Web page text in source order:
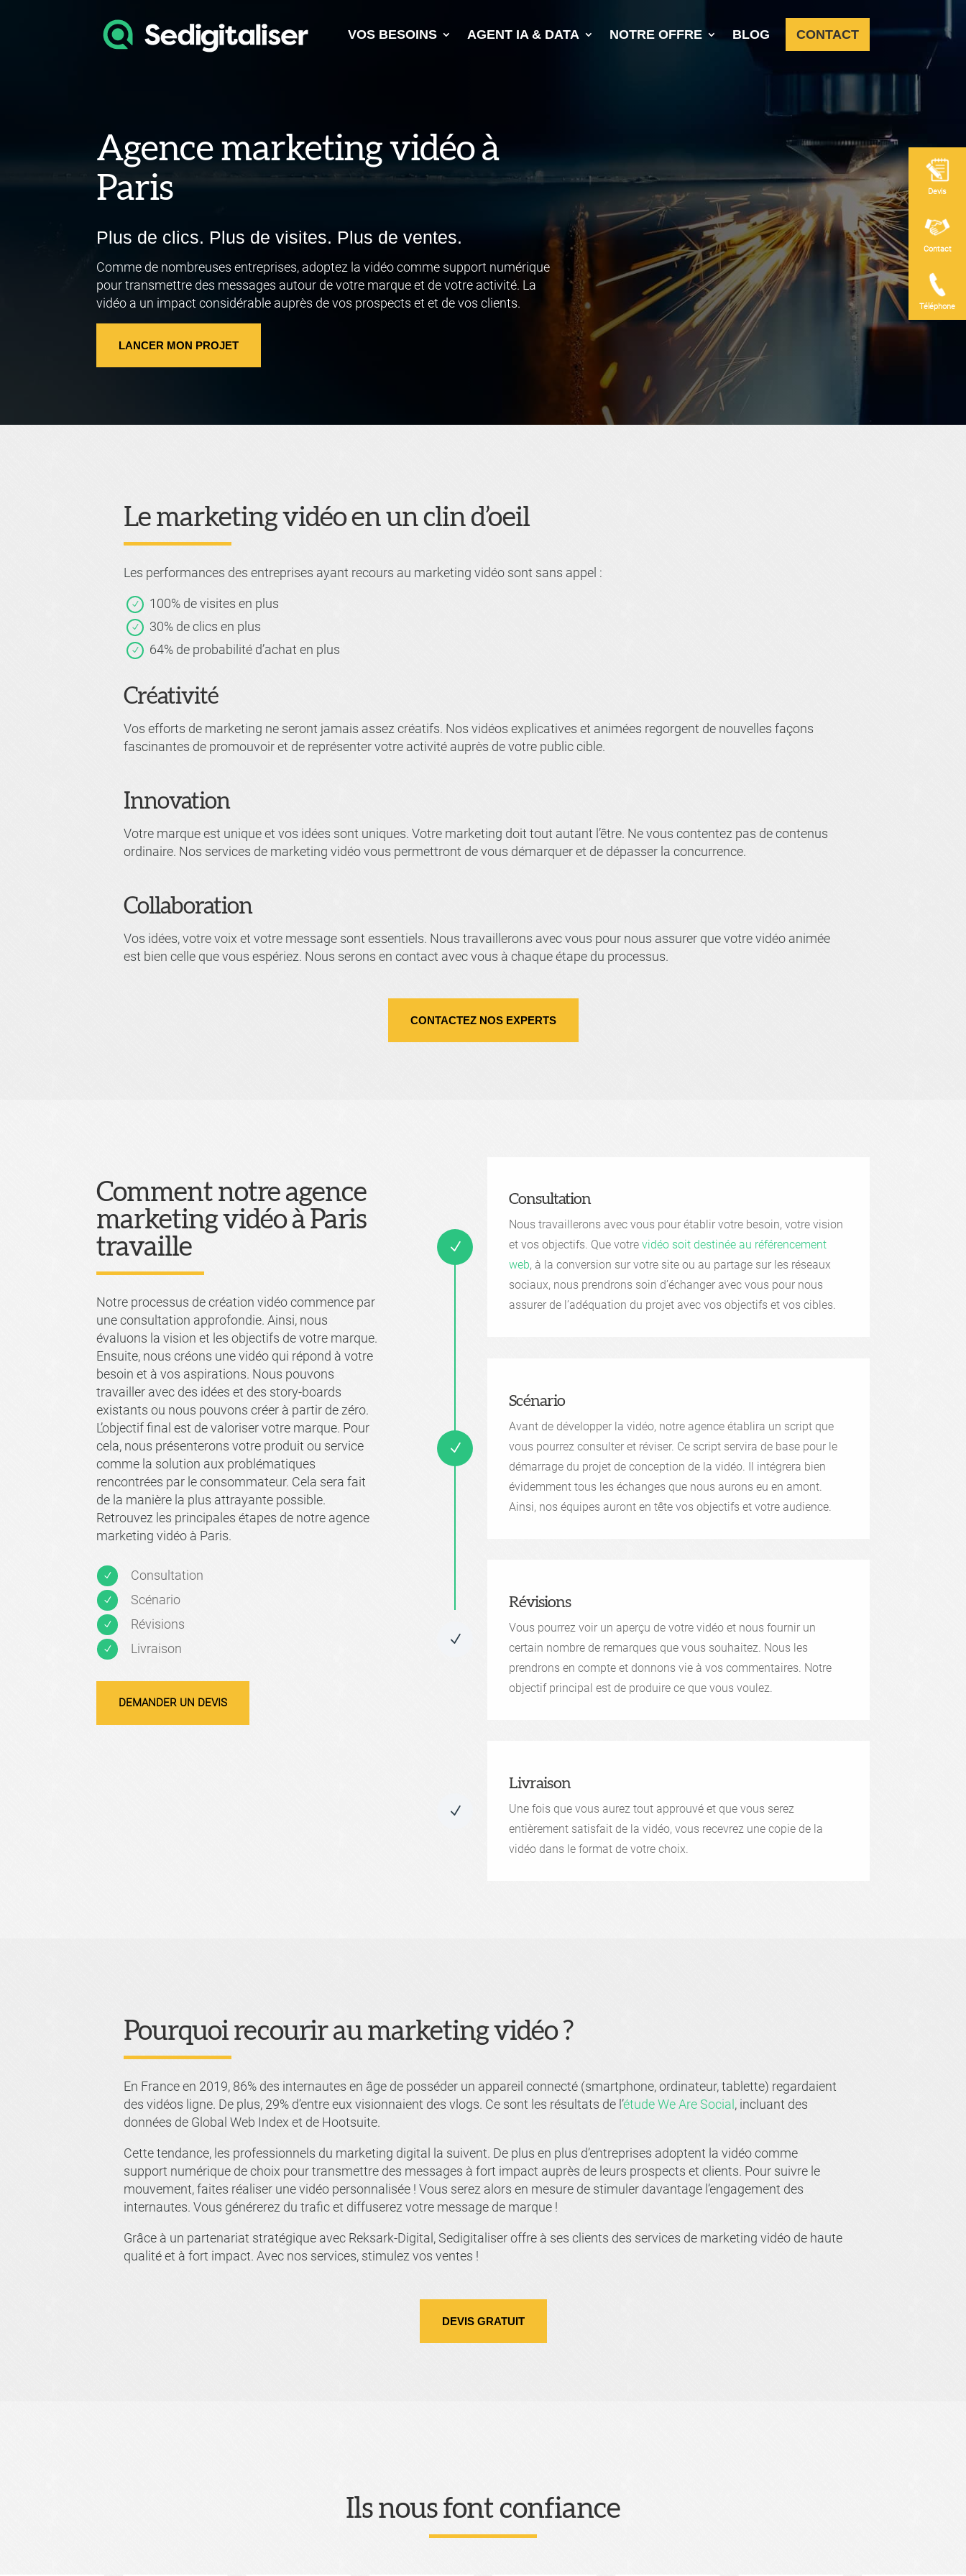
VOS BESOINS AGENT IA & DATA NOTRE OFFRE BLOG CONTACT
Agence marketing vidéo à
Paris
Plus de clics. Plus de visites. Plus de ventes.
Comme de nombreuses entreprises, adoptez la vidéo comme support numérique
pour transmettre des messages autour de votre marque et de votre activité. La
vidéo a un impact considérable auprès de vos prospects et et de vos clients.
LANCER MON PROJET
Le marketing vidéo en un clin d’oeil
Les performances des entreprises ayant recours au marketing vidéo sont sans appel :
100% de visites en plus
30% de clics en plus
64% de probabilité d’achat en plus
Créativité
Vos efforts de marketing ne seront jamais assez créatifs. Nos vidéos explicatives et animées regorgent de nouvelles façons
fascinantes de promouvoir et de représenter votre activité auprès de votre public cible.
Innovation
Votre marque est unique et vos idées sont uniques. Votre marketing doit tout autant l’être. Ne vous contentez pas de contenus
ordinaire. Nos services de marketing vidéo vous permettront de vous démarquer et de dépasser la concurrence.
Collaboration
Vos idées, votre voix et votre message sont essentiels. Nous travaillerons avec vous pour nous assurer que votre vidéo animée
est bien celle que vous espériez. Nous serons en contact avec vous à chaque étape du processus.
CONTACTEZ NOS EXPERTS
Comment notre agence
marketing vidéo à Paris
travaille
Notre processus de création vidéo commence par
une consultation approfondie. Ainsi, nous
évaluons la vision et les objectifs de votre marque.
Ensuite, nous créons une vidéo qui répond à votre
besoin et à vos aspirations. Nous pouvons
travailler avec des idées et des story-boards
existants ou nous pouvons créer à partir de zéro.
L’objectif final est de valoriser votre marque. Pour
cela, nous présenterons votre produit ou service
comme la solution aux problématiques
rencontrées par le consommateur. Cela sera fait
de la manière la plus attrayante possible.
Retrouvez les principales étapes de notre agence
marketing vidéo à Paris.
N Consultation
N Scénario
N Révisions
N Livraison
DEMANDER UN DEVIS
N
Consultation
Nous travaillerons avec vous pour établir votre besoin, votre vision
et vos objectifs. Que votrevidéo soit destinée au référencement
web, à la conversion sur votre site ou au partage sur les réseaux
sociaux, nous prendrons soin d’échanger avec vous pour nous
assurer de l’adéquation du projet avec vos objectifs et vos cibles.
N
Scénario
Avant de développer la vidéo, notre agence établira un script que
vous pourrez consulter et réviser. Ce script servira de base pour le
démarrage du projet de conception de la vidéo. Il intégrera bien
évidemment tous les échanges que nous aurons eu en amont.
Ainsi, nos équipes auront en tête vos objectifs et votre audience.
N
Révisions
Vous pourrez voir un aperçu de votre vidéo et nous fournir un
certain nombre de remarques que vous souhaitez. Nous les
prendrons en compte et donnons vie à vos commentaires. Notre
objectif principal est de produire ce que vous voulez.
N
Livraison
Une fois que vous aurez tout approuvé et que vous serez
entièrement satisfait de la vidéo, vous recevrez une copie de la
vidéo dans le format de votre choix.
Pourquoi recourir au marketing vidéo ?
En France en 2019, 86% des internautes en âge de posséder un appareil connecté (smartphone, ordinateur, tablette) regardaient
des vidéos ligne. De plus, 29% d’entre eux visionnaient des vlogs. Ce sont les résultats de l’étude We Are Social , incluant des
données de Global Web Index et de Hootsuite.
Cette tendance, les professionnels du marketing digital la suivent. De plus en plus d’entreprises adoptent la vidéo comme
support numérique de choix pour transmettre des messages à fort impact auprès de leurs prospects et clients. Pour suivre le
mouvement, faites réaliser une vidéo personnalisée ! Vous serez alors en mesure de stimuler davantage l’engagement des
internautes. Vous générerez du trafic et diffuserez votre message de marque !
Grâce à un partenariat stratégique avec Reksark-Digital, Sedigitaliser offre à ses clients des services de marketing vidéo de haute
qualité et à fort impact. Avec nos services, stimulez vos ventes !
DEVIS GRATUIT
Ils nous font confiance
Devis
Contact
Téléphone